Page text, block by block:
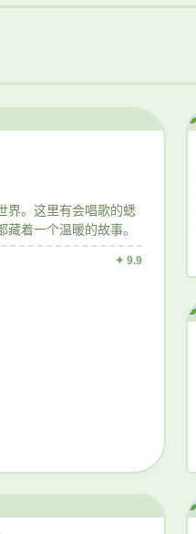
界。这里有会唱歌的蟋
着一个温暖的故事。
✦ 9.9